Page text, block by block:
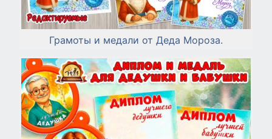
Грамоты и медали от Деда Мороза.